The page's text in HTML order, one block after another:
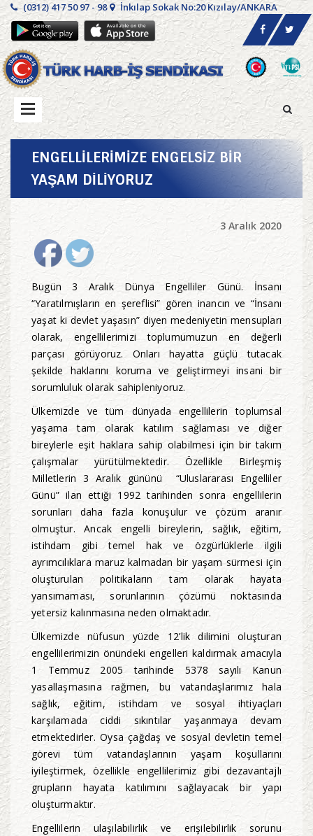
(0312) 417 50 97 - 98 İnkılap Sokak No:20 Kızılay/ANKARA
ENGELLİLERİMİZE ENGELSİZ BİR
YAŞAM DİLİYORUZ
3 Aralık 2020
Bugün 3 Aralık Dünya Engelliler Günü. İnsanı
“Yaratılmışların en şereflisi” gören inancın ve “İnsanı
yaşat ki devlet yaşasın” diyen medeniyetin mensupları
olarak, engellilerimizi toplumumuzun en değerli
parçası görüyoruz. Onları hayatta güçlü tutacak
şekilde haklarını koruma ve geliştirmeyi insani bir
sorumluluk olarak sahipleniyoruz.
Ülkemizde ve tüm dünyada engellilerin toplumsal
yaşama tam olarak katılım sağlaması ve diğer
bireylerle eşit haklara sahip olabilmesi için bir takım
çalışmalar yürütülmektedir. Özellikle Birleşmiş
Milletlerin 3 Aralık gününü “Uluslararası Engelliler
Günü” ilan ettiği 1992 tarihinden sonra engellilerin
sorunları daha fazla konuşulur ve çözüm aranır
olmuştur. Ancak engelli bireylerin, sağlık, eğitim,
istihdam gibi temel hak ve özgürlüklerle ilgili
ayrımcılıklara maruz kalmadan bir yaşam sürmesi için
oluşturulan politikaların tam olarak hayata
yansımaması, sorunlarının çözümü noktasında
yetersiz kalınmasına neden olmaktadır.
Ülkemizde nüfusun yüzde 12’lik dilimini oluşturan
engellilerimizin önündeki engelleri kaldırmak amacıyla
1 Temmuz 2005 tarihinde 5378 sayılı Kanun
yasallaşmasına rağmen, bu vatandaşlarımız hala
sağlık, eğitim, istihdam ve sosyal ihtiyaçları
karşılamada ciddi sıkıntılar yaşanmaya devam
etmektedirler. Oysa çağdaş ve sosyal devletin temel
görevi tüm vatandaşlarının yaşam koşullarını
iyileştirmek, özellikle engellilerimiz gibi dezavantajlı
grupların hayata katılımını sağlayacak bir yapı
oluşturmaktır.
Engellilerin ulaşılabilirlik ve erişilebilirlik sorunu